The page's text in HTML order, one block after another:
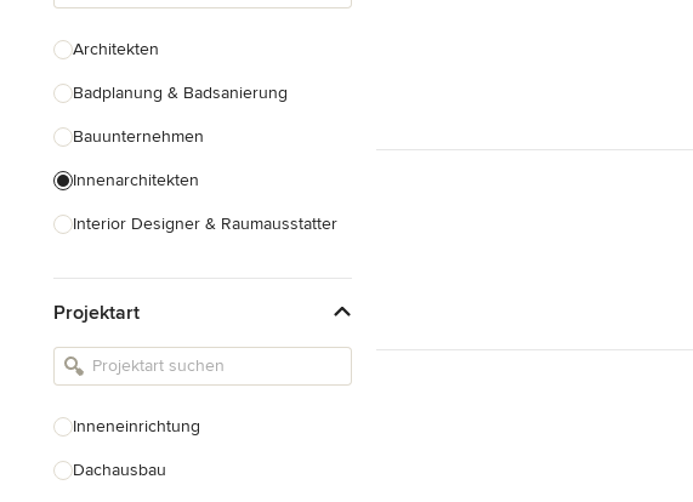
Architekten
Badplanung & Badsanierung
Bauunternehmen
Innenarchitekten
Interior Designer & Raumausstatter
Landschaftsarchitekten
Armaturen & Sanitärbedarf
Einbauschränke
Projektart
Inneneinrichtung
Dachausbau